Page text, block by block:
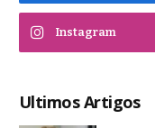
Instagram
Ultimos Artigos